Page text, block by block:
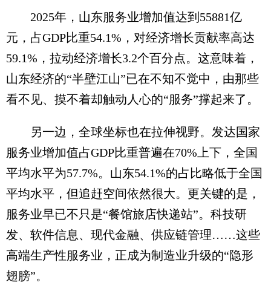
2025年，山东服务业增加值达到55881亿
元，占GDP比重54.1%，对经济增长贡献率高达
59.1%，拉动经济增长3.2个百分点。这意味着，
山东经济的“半壁江山”已在不知不觉中，由那些
看不见、摸不着却触动人心的“服务”撑起来了。
另一边，全球坐标也在拉伸视野。发达国家
服务业增加值占GDP比重普遍在70%上下，全国
平均水平为57.7%。山东54.1%的占比略低于全国
平均水平，但追赶空间依然很大。更关键的是，
服务业早已不只是“餐馆旅店快递站”。科技研
发、软件信息、现代金融、供应链管理……这些
高端生产性服务业，正成为制造业升级的“隐形
翅膀”。